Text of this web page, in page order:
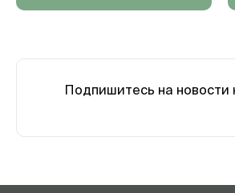
Подпишитесь на новости